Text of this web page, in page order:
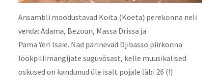
Ansambli moodustavad Koita (Koeta) perekonna neli
venda: Adama, Bezoun, Massa Drissa ja
Pama Yeri Isaie. Nad pärinevad Djibasso piirkonna
löökpillimängijate suguvõsast, kelle muusikalised
oskused on kandunud üle isalt pojale läbi 26 (!)